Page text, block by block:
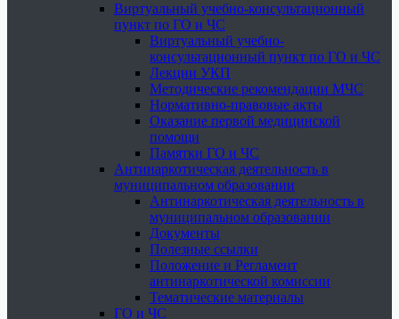
Виртуальный учебно-консультационный
пункт по ГО и ЧС
Виртуальный учебно-
консультационный пункт по ГО и ЧС
Лекции УКП
Методические рекомендации МЧС
Нормативно-правовые акты
Оказание первой медицинской
помощи
Памятки ГО и ЧС
Антинаркотическая деятельность в
муниципальном образовании
Антинаркотическая деятельность в
муниципальном образовании
Документы
Полезные ссылки
Положение и Регламент
антинаркотической комиссии
Тематические материалы
ГО и ЧС